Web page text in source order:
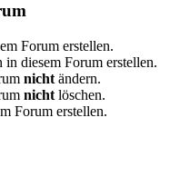
Forum erstellen.
diesem Forum erstellen.
nicht ändern.
nicht löschen.
Forum erstellen.